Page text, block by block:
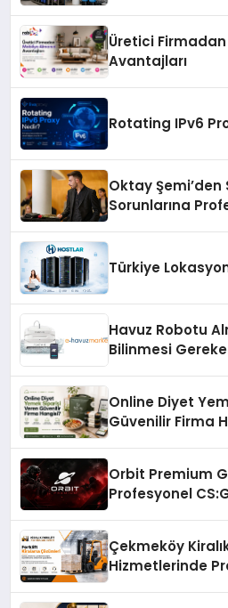
Üretici
Avantajları
Rotating IPv6
Oktay
Sorunlarına
Türkiye
Havuz Robotu
Bilinmesi
Online Diyet
Güvenilir Firma
Orbit Premium
Profesyonel
Çekmeköy
Hizmetlerinde